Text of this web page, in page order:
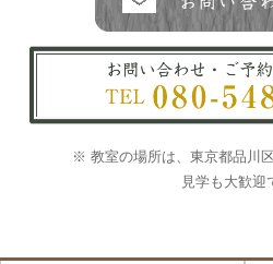
※ 教室の場所は、東京都品川
見学も大歓迎